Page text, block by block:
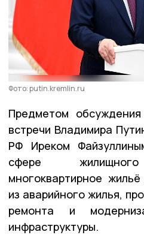
Фото: putin.kremlin.ru
Предметом
встречи Владимира
РФ Иреком
сфере жилищного
многоквартирное
из аварийного жилья,
ремонта и
инфраструктуры.